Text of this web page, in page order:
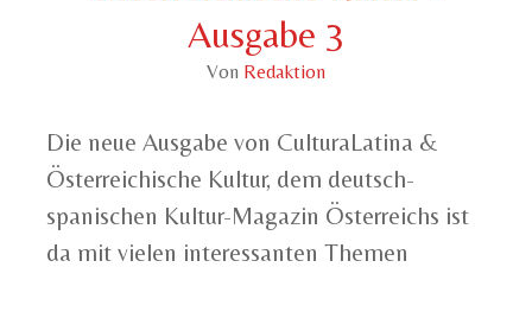
Ausgabe 3
Von Redaktion
Die neue Ausgabe von CulturaLatina &
Österreichische Kultur, dem deutsch-
spanischen Kultur-Magazin Österreichs ist
da mit vielen interessanten Themen